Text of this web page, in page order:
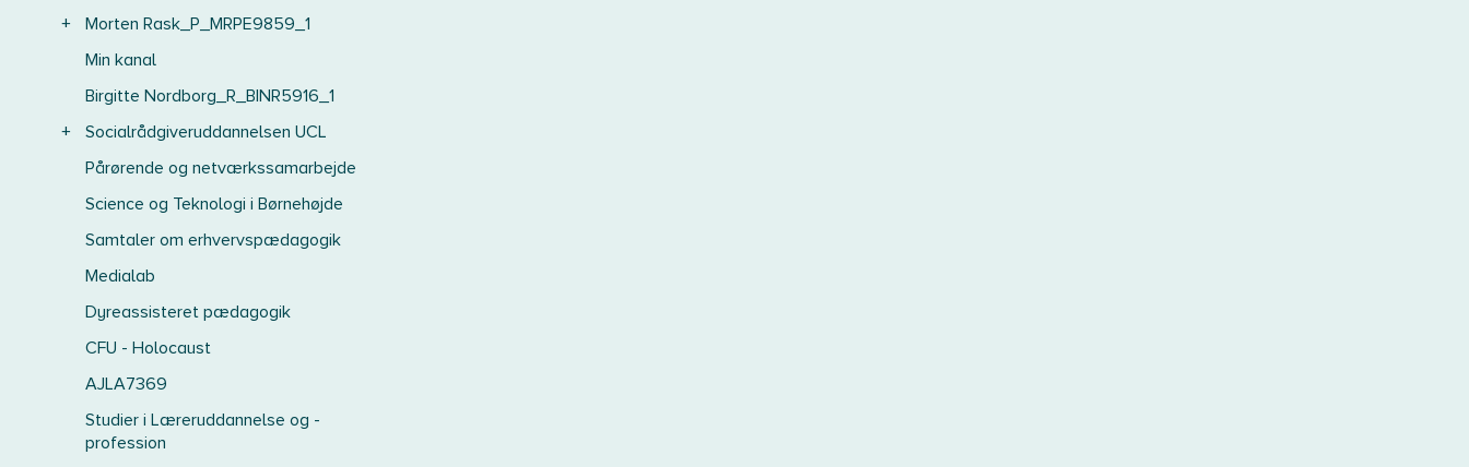
+
Morten Rask_P_MRPE9859_1
Min kanal
Birgitte Nordborg_R_BINR5916_1
+
Socialrådgiveruddannelsen UCL
Pårørende og netværkssamarbejde
Science og Teknologi i Børnehøjde
Samtaler om erhvervspædagogik
Medialab
Dyreassisteret pædagogik
CFU - Holocaust
AJLA7369
Studier i Læreruddannelse og -
profession